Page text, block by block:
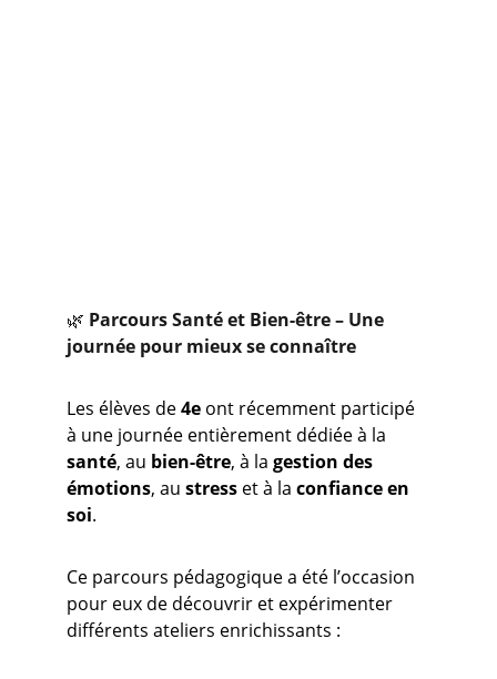
🌿 Parcours Santé et Bien-être – Une
journée pour mieux se connaître
Les élèves de 4e ont récemment participé
à une journée entièrement dédiée à la
santé, au bien-être, à la gestion des
émotions, au stress et à la confiance en
soi.
Ce parcours pédagogique a été l’occasion
pour eux de découvrir et expérimenter
différents ateliers enrichissants :